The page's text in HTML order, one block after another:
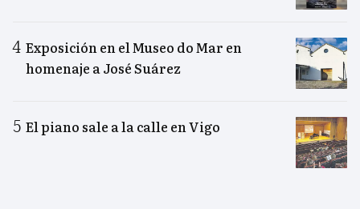
Exposición en el Museo do Mar en
homenaje a José Suárez
El piano sale a la calle en Vigo